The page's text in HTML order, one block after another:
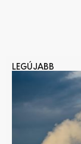
LEGÚJABB